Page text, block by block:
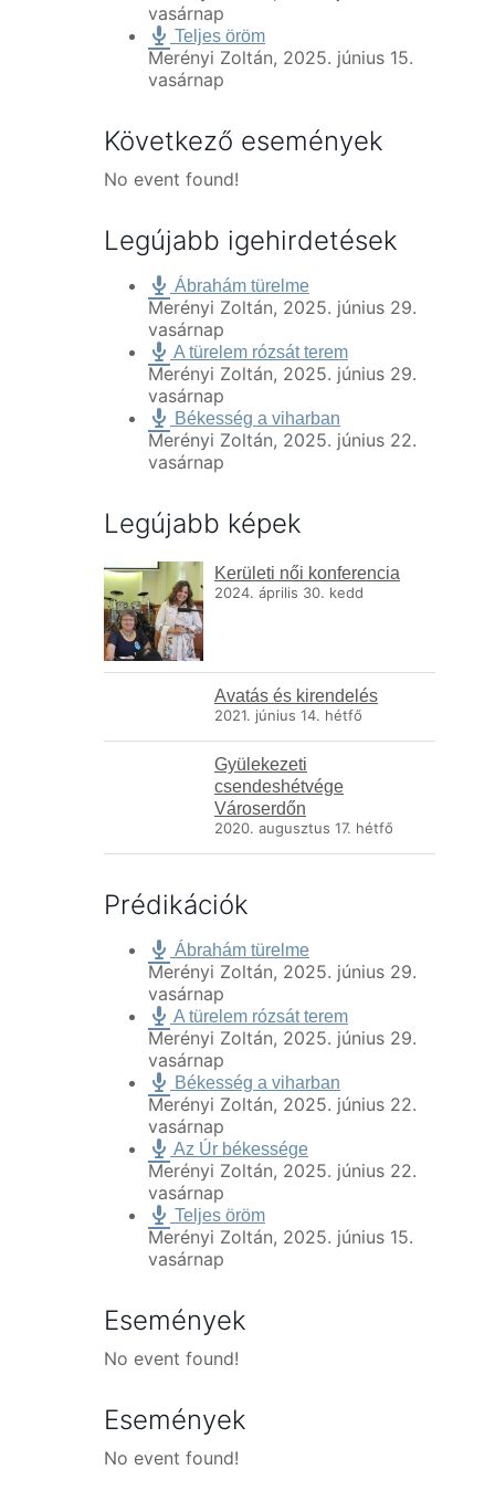
vasárnap
Teljes öröm
Merényi Zoltán, 2025. június 15.
vasárnap
Következő események
No event found!
Legújabb igehirdetések
Ábrahám türelme
Merényi Zoltán, 2025. június 29.
vasárnap
A türelem rózsát terem
Merényi Zoltán, 2025. június 29.
vasárnap
Békesség a viharban
Merényi Zoltán, 2025. június 22.
vasárnap
Legújabb képek
Kerületi női konferencia
2024. április 30. kedd
Avatás és kirendelés
2021. június 14. hétfő
Gyülekezeti
csendeshétvége
Városerdőn
2020. augusztus 17. hétfő
Prédikációk
Ábrahám türelme
Merényi Zoltán, 2025. június 29.
vasárnap
A türelem rózsát terem
Merényi Zoltán, 2025. június 29.
vasárnap
Békesség a viharban
Merényi Zoltán, 2025. június 22.
vasárnap
Az Úr békessége
Merényi Zoltán, 2025. június 22.
vasárnap
Teljes öröm
Merényi Zoltán, 2025. június 15.
vasárnap
Események
No event found!
Események
No event found!